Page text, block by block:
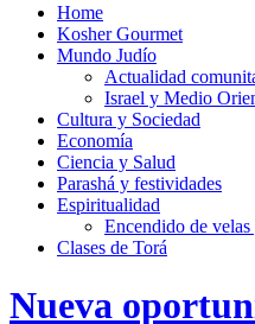
Home
Kosher Gourmet
Mundo Judío
Actualidad
Israel y Medio
Cultura y Sociedad
Economía
Ciencia y Salud
Parashá y festividades
Espiritualidad
Encendido de
Clases de Torá
Nueva